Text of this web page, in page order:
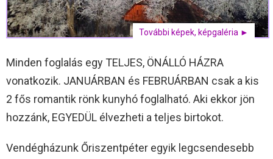
További képek, képgaléria ►
Minden foglalás egy TELJES, ÖNÁLLÓ HÁZRA
vonatkozik. JANUÁRBAN és FEBRUÁRBAN csak a kis
2 fős romantik rönk kunyhó foglalható. Aki ekkor jön
hozzánk, EGYEDÜL élvezheti a teljes birtokot.
Vendégházunk Őriszentpéter egyik legcsendesebb